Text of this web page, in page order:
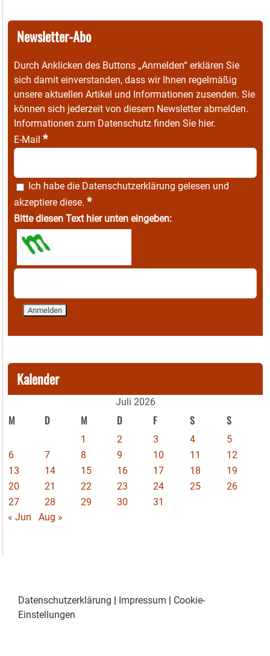
Newsletter-Abo
Durch Anklicken des Buttons „Anmelden“ erklären Sie
sich damit einverstanden, dass wir Ihnen regelmäßig
unsere aktuellen Artikel und Informationen zusenden. Sie
können sich jederzeit von diesem Newsletter abmelden.
Informationen zum Datenschutz finden Sie hier.
E-Mail *
Ich habe die Datenschutzerklärung gelesen und
akzeptiere diese. *
Bitte diesen Text hier unten eingeben:
Kalender
Juli 2026
M D M D F S S
1 2 3 4
5
6
7 8 9 10 11
12
13
14 15 16 17 18
19
20
21 22 23 24 25
26
27
28 29 30
31
« Jun
Aug »
Datenschutzerklärung Impressum
Cookie-
Einstellungen